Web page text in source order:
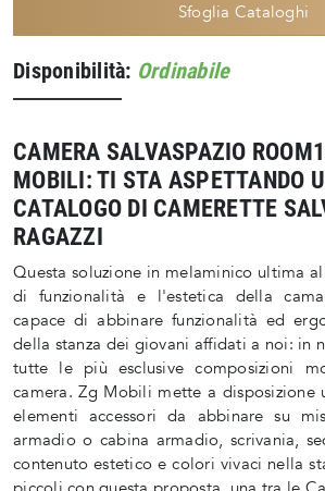
Sfoglia Cataloghi
Disponibilità: Ordinabile
CAMERA SALVASPAZIO
MOBILI: TI STA ASPETTANDO
CATALOGO DI CAMERETTE
RAGAZZI
Questa soluzione in melaminico ultima
di funzionalità e l'estetica della
capace di abbinare funzionalità ed
della stanza dei giovani affidati a noi: in
tutte le più esclusive composizioni
camera. Zg Mobili mette a disposizione
elementi accessori da abbinare su
armadio o cabina armadio, scrivania,
contenuto estetico e colori vivaci nella